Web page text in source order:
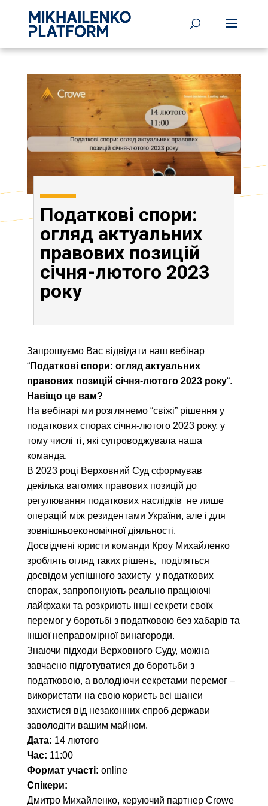
Податкові спори:
огляд актуальних
правових позицій
січня-лютого 2023
року
Запрошуємо Вас відвідати наш вебінар
“Податкові спори: огляд актуальних
правових позицій січня-лютого 2023 року“.
Навіщо це вам?
На вебінарі ми розглянемо “свіжі” рішення у
податкових спорах січня-лютого 2023 року, у
тому числі ті, які супроводжувала наша
команда.
В 2023 році Верховний Суд сформував
декілька вагомих правових позицій до
регулювання податкових наслідків не лише
операцій між резидентами України, але і для
зовнішньоекономічної діяльності.
Досвідчені юристи команди Кроу Михайленко
зроблять огляд таких рішень, поділяться
досвідом успішного захисту у податкових
спорах, запропонують реально працюючі
лайфхаки та розкриють інші секрети своїх
перемог у боротьбі з податковою без хабарів та
іншої неправомірної винагороди.
Знаючи підходи Верховного Суду, можна
завчасно підготуватися до боротьби з
податковою, а володіючи секретами перемог –
використати на свою користь всі шанси
захистися від незаконних спроб держави
заволодіти вашим майном.
Дата: 14 лютого
Час: 11:00
Формат участі: online
Спікери:
Дмитро Михайленко, керуючий партнер Crowe